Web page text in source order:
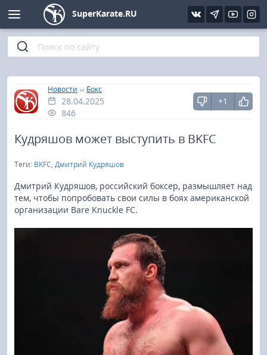
SuperKarate.RU
Главная
»
Новости » Бокс
28.04.2025
846
+1
Кудряшов может выступить в BKFC
Теги: BKFC, Дмитрий Кудряшов
Дмитрий Кудряшов, российский боксер, размышляет над
тем, чтобы попробовать свои силы в боях американской
организации Bare Knuckle FC.
Киокушинкай
Кёкусин (IFK)
Шинкиокушинкай
Кекусин-кан
Кикбоксинг и K-1
Бокс
UFC и MMA
Фото
Видео
Интервью
Статьи
Уроки каратэ
Файлы
Библиотека